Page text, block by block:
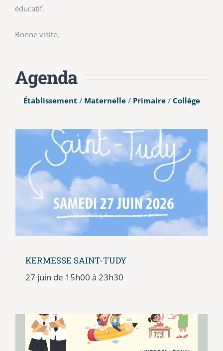
éducatif.
Bonne visite,
Agenda
Établissement / Maternelle/ Primaire/ Collège
KERMESSE SAINT-TUDY
27 juin de 15h00 à 23h30